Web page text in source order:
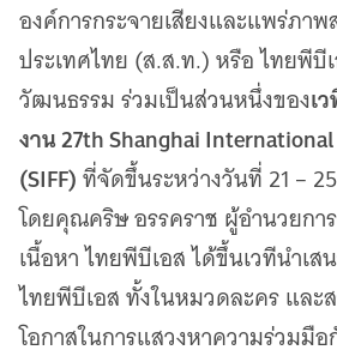
องค์การกระจายเสียงและแพร่ภา
ประเทศไทย (ส.ส.ท.) หรือ ไทยพีบี
วัฒนธรรม ร่วมเป็นส่วนหนึ่งของเ
งาน 27th Shanghai
(SIFF)ที่จัดขึ้นระหว่างวันที่ 21 –
โดยคุณคริษ อรรคราช ผู้อำนวยกา
เนื้อหา ไทยพีบีเอส ได้ขึ้นเวทีนำเ
ไทยพีบีเอส ทั้งในหมวดละคร และ
โอกาสในการแสวงหาความร่วมมื